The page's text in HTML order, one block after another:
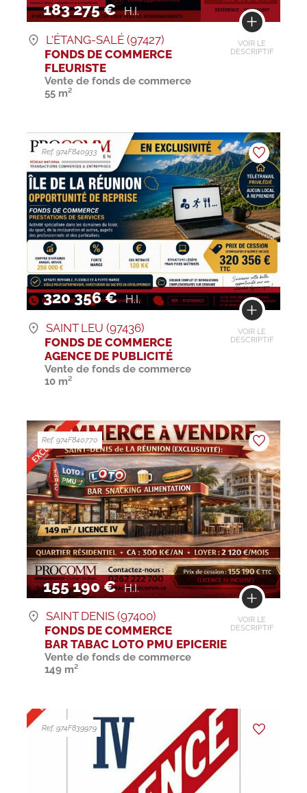
183 275 € H.I.
VOIR LE
DESCRIPTIF
L'ÉTANG-SALÉ (97427)
FONDS DE COMMERCE
FLEURISTE
Vente de fonds de commerce
55 m²
320 356 € H.I.
VOIR LE
DESCRIPTIF
Ref. 974F840933
SAINT LEU (97436)
FONDS DE COMMERCE
AGENCE DE PUBLICITÉ
Vente de fonds de commerce
10 m²
155 190 € H.I.
VOIR LE
DESCRIPTIF
Ref. 974F840770
SAINT DENIS (97400)
FONDS DE COMMERCE
BAR TABAC LOTO PMU EPICERIE
Vente de fonds de commerce
149 m²
Ref. 974F839979